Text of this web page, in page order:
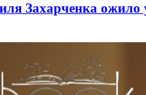
Захарченка ожило